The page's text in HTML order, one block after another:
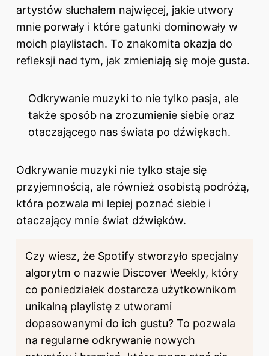
artystów słuchałem najwięcej, jakie utwory
mnie porwały i które gatunki dominowały w
moich playlistach. To znakomita okazja do
refleksji nad tym, jak zmieniają się moje gusta.
Odkrywanie muzyki to nie tylko pasja, ale
także sposób na zrozumienie siebie oraz
otaczającego nas świata po dźwiękach.
Odkrywanie muzyki nie tylko staje się
przyjemnością, ale również osobistą podróżą,
która pozwala mi lepiej poznać siebie i
otaczający mnie świat dźwięków.
Czy wiesz, że Spotify stworzyło specjalny
algorytm o nazwie Discover Weekly, który
co poniedziałek dostarcza użytkownikom
unikalną playlistę z utworami
dopasowanymi do ich gustu? To pozwala
na regularne odkrywanie nowych